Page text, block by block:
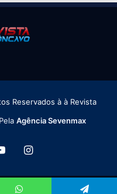
Reservados à à Revista
Agência Sevenmax
YouTubeInstagram